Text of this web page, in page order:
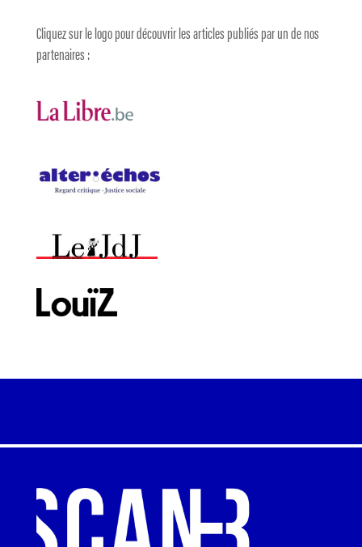
Cliquez sur le logo pour découvrir les articles publiés par un de nos
partenaires :